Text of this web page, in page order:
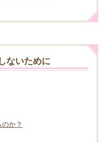
ないために
か？